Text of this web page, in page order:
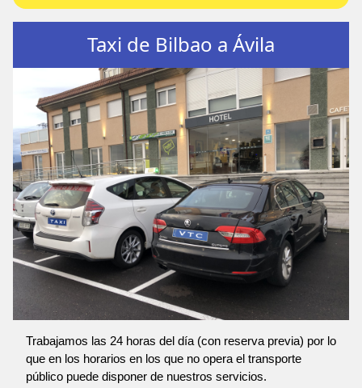
Taxi de Bilbao a Ávila
Trabajamos las 24 horas del día (con reserva previa) por lo
que en los horarios en los que no opera el transporte
público puede disponer de nuestros servicios.